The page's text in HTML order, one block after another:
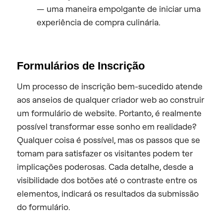
— uma maneira empolgante de iniciar uma
experiência de compra culinária.
Formulários de Inscrição
Um processo de inscrição bem-sucedido atende
aos anseios de qualquer criador web ao construir
um formulário de website. Portanto, é realmente
possível transformar esse sonho em realidade?
Qualquer coisa é possível, mas os passos que se
tomam para satisfazer os visitantes podem ter
implicações poderosas. Cada detalhe, desde a
visibilidade dos botões até o contraste entre os
elementos, indicará os resultados da submissão
do formulário.